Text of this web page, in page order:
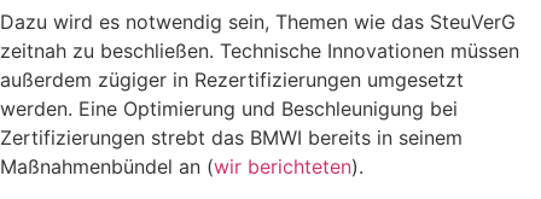
Dazu wird es notwendig sein, Themen wie das SteuVerG
zeitnah zu beschließen. Technische Innovationen müssen
außerdem zügiger in Rezertifizierungen umgesetzt
werden. Eine Optimierung und Beschleunigung bei
Zertifizierungen strebt das BMWI bereits in seinem
Maßnahmenbündel an (wir berichteten).